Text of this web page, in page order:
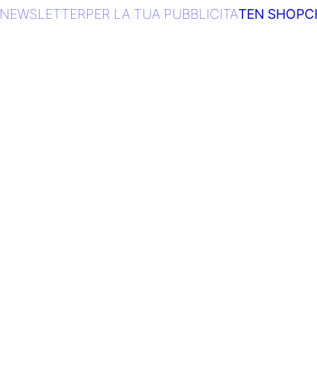
NEWSLETTERPER LA TUA PUBBLICITATEN SHOP